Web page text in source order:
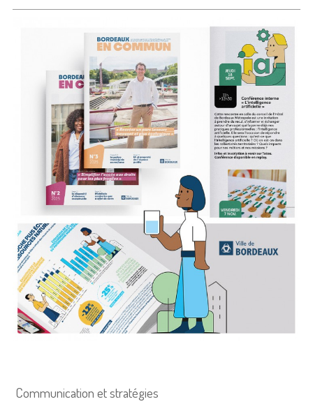
Communication et stratégies